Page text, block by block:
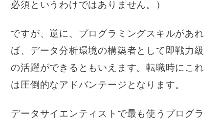
必須というわけではありません。）
ですが、逆に、プログラミングスキルがあれ
ば、データ分析環境の構築者として即戦力級
の活躍ができるともいえます。転職時にこれ
は圧倒的なアドバンテージとなります。
データサイエンティストで最も使うプログラ